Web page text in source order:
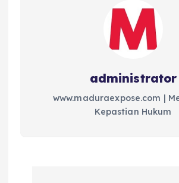
administrator
www.maduraexpose.com |
Kepastian Hukum